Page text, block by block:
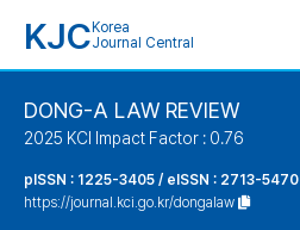
KJC Korea
Journal Central
DONG-A LAW REVIEW
2025 KCI Impact Factor : 0.76
pISSN : 1225-3405 / eISSN : 2713-5470
https://journal.kci.go.kr/dongalaw